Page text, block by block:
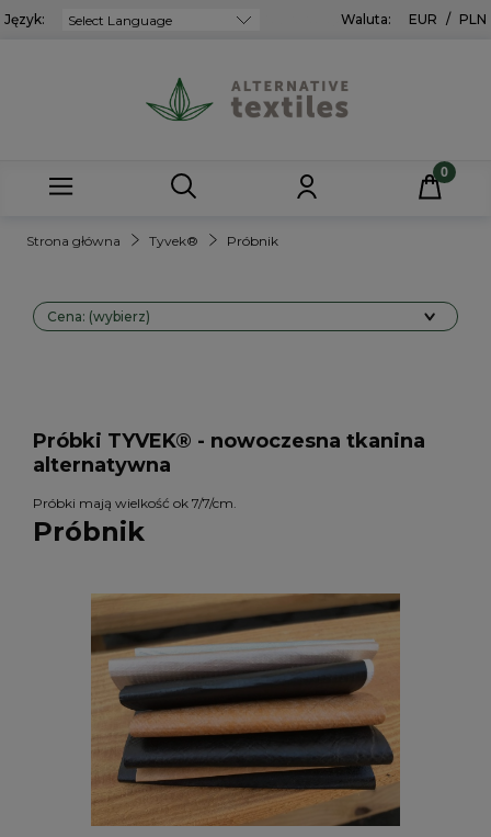
Język: Waluta: EUR / PLN
Strona główna Tyvek® Próbnik
Cena: (wybierz)
Próbki TYVEK® - nowoczesna tkanina
alternatywna
Próbki mają wielkość ok 7/7/cm.
Próbnik